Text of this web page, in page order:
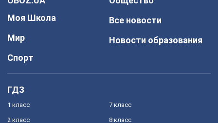
Моя Школа
Мир
Спорт
Все новости
Новости образования
ГДЗ
1 класс
2 класс
7 класс
8 класс